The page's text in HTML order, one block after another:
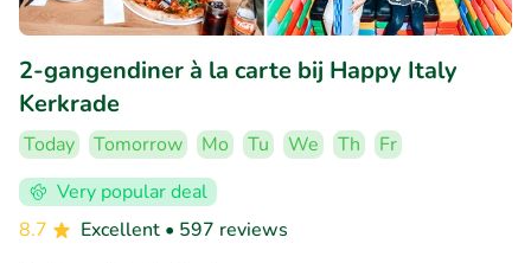
2-gangendiner à la carte bij Happy Italy
Kerkrade
Today Tomorrow Mo Tu We Th
Fr
Very popular deal
8.7
Excellent • 597 reviews